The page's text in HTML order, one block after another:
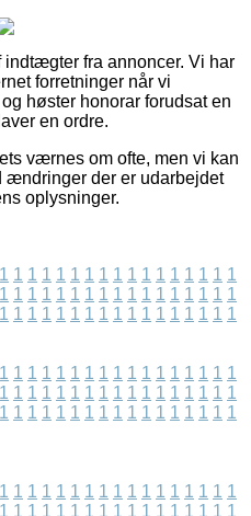
indtægter fra annoncer. Vi har
forretninger når vi
høster honorar forudsat en
en ordre.
værnes om ofte, men vi kan
der er udarbejdet
oplysninger.
1 1 1 1 1 1 1 1 1 1 1 1 1 1 1 1 1
1 1 1 1 1 1 1 1 1 1 1 1 1 1 1 1 1
1 1 1 1 1 1 1 1 1 1 1 1 1 1 1 1 1
1 1 1 1 1 1 1 1 1 1 1 1 1 1 1 1 1
1 1 1 1 1 1 1 1 1 1 1 1 1 1 1 1 1
1 1 1 1 1 1 1 1 1 1 1 1 1 1 1 1 1
1 1 1 1 1 1 1 1 1 1 1 1 1 1 1 1 1
1 1 1 1 1 1 1 1 1 1 1 1 1 1 1 1 1